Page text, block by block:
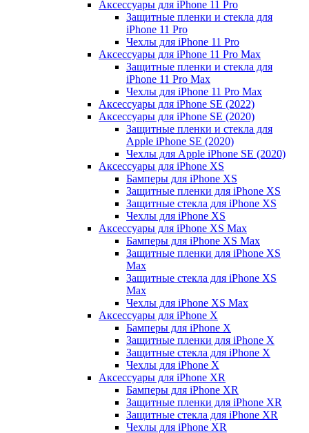
Аксессуары для iPhone 11 Pro
Защитные пленки и стекла для
iPhone 11 Pro
Чехлы для iPhone 11 Pro
Аксессуары для iPhone 11 Pro Max
Защитные пленки и стекла для
iPhone 11 Pro Max
Чехлы для iPhone 11 Pro Max
Аксессуары для iPhone SE (2022)
Аксессуары для iPhone SE (2020)
Защитные пленки и стекла для
Apple iPhone SE (2020)
Чехлы для Apple iPhone SE (2020)
Аксессуары для iPhone ХS
Бамперы для iPhone ХS
Защитные пленки для iPhone ХS
Защитные стекла для iPhone ХS
Чехлы для iPhone ХS
Аксессуары для iPhone ХS Max
Бамперы для iPhone XS Max
Защитные пленки для iPhone XS
Max
Защитные стекла для iPhone XS
Max
Чехлы для iPhone XS Max
Аксессуары для iPhone X
Бамперы для iPhone X
Защитные пленки для iPhone X
Защитные стекла для iPhone X
Чехлы для iPhone X
Аксессуары для iPhone XR
Бамперы для iPhone XR
Защитные пленки для iPhone XR
Защитные стекла для iPhone XR
Чехлы для iPhone XR